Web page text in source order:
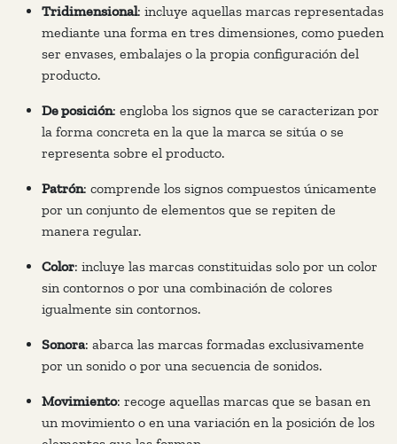
Tridimensional: incluye aquellas marcas representadas
mediante una forma en tres dimensiones, como pueden
ser envases, embalajes o la propia configuración del
producto.
De posición: engloba los signos que se caracterizan por
la forma concreta en la que la marca se sitúa o se
representa sobre el producto.
Patrón: comprende los signos compuestos únicamente
por un conjunto de elementos que se repiten de
manera regular.
Color: incluye las marcas constituidas solo por un color
sin contornos o por una combinación de colores
igualmente sin contornos.
Sonora: abarca las marcas formadas exclusivamente
por un sonido o por una secuencia de sonidos.
Movimiento: recoge aquellas marcas que se basan en
un movimiento o en una variación en la posición de los